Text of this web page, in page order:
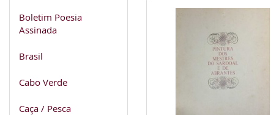
Boletim Poesia
Assinada
Brasil
Cabo Verde
Caça / Pesca